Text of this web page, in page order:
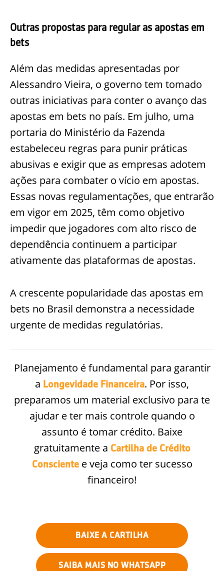
Outras propostas para regular as apostas em
bets
Além das medidas apresentadas por
Alessandro Vieira, o governo tem tomado
outras iniciativas para conter o avanço das
apostas em bets no país. Em julho, uma
portaria do Ministério da Fazenda
estabeleceu regras para punir práticas
abusivas e exigir que as empresas adotem
ações para combater o vício em apostas.
Essas novas regulamentações, que entrarão
em vigor em 2025, têm como objetivo
impedir que jogadores com alto risco de
dependência continuem a participar
ativamente das plataformas de apostas.
A crescente popularidade das apostas em
bets no Brasil demonstra a necessidade
urgente de medidas regulatórias.
Planejamento é fundamental para garantir
a Longevidade Financeira. Por isso,
preparamos um material exclusivo para te
ajudar e ter mais controle quando o
assunto é tomar crédito. Baixe
gratuitamente a Cartilha de Crédito
Conscientee veja como ter sucesso
financeiro!
BAIXE A CARTILHA
SAIBA MAIS NO WHATSAPP